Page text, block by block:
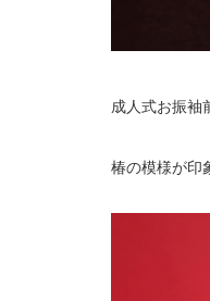
成人式お振袖
椿の模様が印